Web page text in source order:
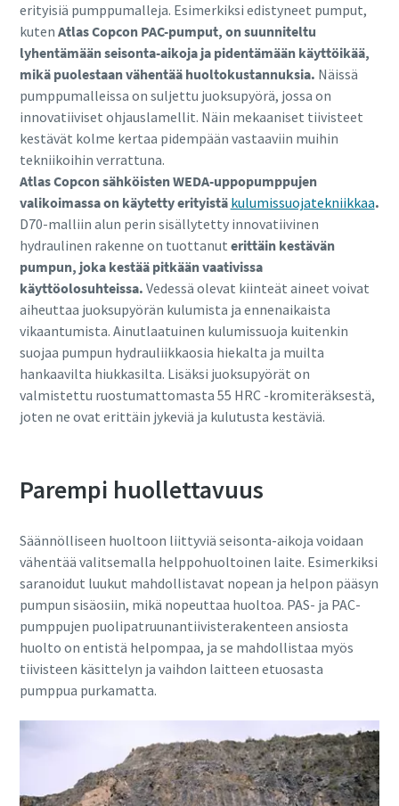
erityisiä pumppumalleja. Esimerkiksi edistyneet pumput,
kuten Atlas Copcon PAC-pumput, on suunniteltu
lyhentämään seisonta-aikoja ja pidentämään käyttöikää,
mikä puolestaan vähentää huoltokustannuksia. Näissä
pumppumalleissa on suljettu juoksupyörä, jossa on
innovatiiviset ohjauslamellit. Näin mekaaniset tiivisteet
kestävät kolme kertaa pidempään vastaaviin muihin
tekniikoihin verrattuna.
Atlas Copcon sähköisten WEDA-uppopumppujen
valikoimassa on käytetty erityistä kulumissuojatekniikkaa.
D70-malliin alun perin sisällytetty innovatiivinen
hydraulinen rakenne on tuottanut erittäin kestävän
pumpun, joka kestää pitkään vaativissa
käyttöolosuhteissa. Vedessä olevat kiinteät aineet voivat
aiheuttaa juoksupyörän kulumista ja ennenaikaista
vikaantumista. Ainutlaatuinen kulumissuoja kuitenkin
suojaa pumpun hydrauliikkaosia hiekalta ja muilta
hankaavilta hiukkasilta. Lisäksi juoksupyörät on
valmistettu ruostumattomasta 55 HRC -kromiteräksestä,
joten ne ovat erittäin jykeviä ja kulutusta kestäviä.
Parempi huollettavuus
Säännölliseen huoltoon liittyviä seisonta-aikoja voidaan
vähentää valitsemalla helppohuoltoinen laite. Esimerkiksi
saranoidut luukut mahdollistavat nopean ja helpon pääsyn
pumpun sisäosiin, mikä nopeuttaa huoltoa. PAS- ja PAC-
pumppujen puolipatruunantiivisterakenteen ansiosta
huolto on entistä helpompaa, ja se mahdollistaa myös
tiivisteen käsittelyn ja vaihdon laitteen etuosasta
pumppua purkamatta.